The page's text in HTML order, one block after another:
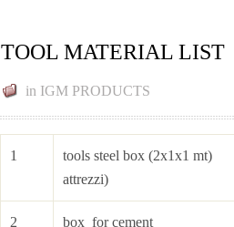
TOOL MATERIAL LIST
in IGM PRODUCTS
1
tools steel box
attrezzi)
2
box for cement